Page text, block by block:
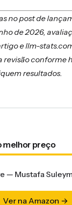
no post de
de 2026,
e llm-
revisão conforme
resultados.
melhor preço
— Mustafa
Ver na Amazon →